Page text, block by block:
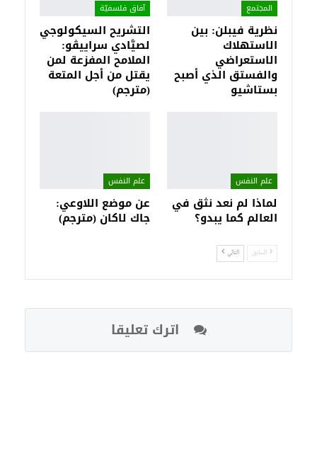
المجتمع
نظرية فيبلن: بين
الاستهلاك
الاستعراضي
والفستق الذي أصبح
بستاشيو
آفاق فلسفيّة‎
التشريح السيكولوجي
لصيَّادي سراييڤو:
الملامح المفزعة لمن
يقتل من أجل المتعة
(مترجم)
علم النفس
لماذا لم نعد نثق في
العالم كما يبدو؟
علم النفس
عن موضع اللاوعي:
جاك لاكان (مترجم)
السابق التالي
اترك تعليقا